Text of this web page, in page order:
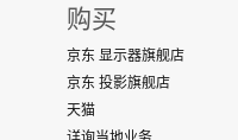
购买
京东 显示器旗舰店
京东 投影旗舰店
天猫